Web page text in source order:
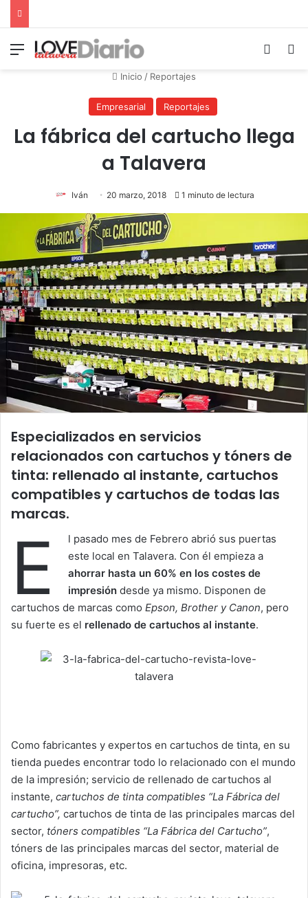
Menú
Inicio / Reportajes
Empresarial Reportajes
La fábrica del cartucho llega
a Talavera
Iván 20 marzo, 2018 1 minuto de lectura
Especializados en servicios
relacionados con cartuchos y tóners de
tinta: rellenado al instante, cartuchos
compatibles y cartuchos de todas las
marcas.
E
l pasado mes de Febrero abrió sus puertas
este local en Talavera. Con él empieza a
ahorrar hasta un 60% en los costes de
impresión desde ya mismo. Disponen de
cartuchos de marcas como Epson, Brother y Canon, pero
su fuerte es el rellenado de cartuchos al instante.
Como fabricantes y expertos en cartuchos de tinta, en su
tienda puedes encontrar todo lo relacionado con el mundo
de la impresión; servicio de rellenado de cartuchos al
instante, cartuchos de tinta compatibles “La Fábrica del
cartucho”, cartuchos de tinta de las principales marcas del
sector, tóners compatibles “La Fábrica del Cartucho”,
tóners de las principales marcas del sector, material de
oficina, impresoras, etc.